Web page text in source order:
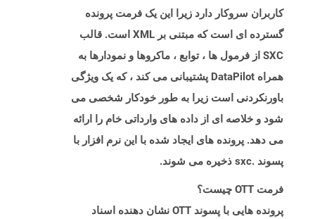
کاربران سروکار دارد زیرا این یک فرمت پرونده
گسترده ای است که مبتنی بر XML است. قالب
SXC از فرمول ها ، توابع ، ماکروها و نمودارها به
همراه DataPilot پشتیبانی می کند ، که یک ویژگی
باورنکردنی است زیرا به طور خودکار شخصی می
شود و خلاصه ای از داده های وارداتی خام را ارائه
می دهد. پرونده های ایجاد شده با این نرم افزار با
پسوند .sxc ذخیره می شوند.
فرمت OTT چیست؟
پرونده هایی با پسوند OTT نشان دهنده اسناد